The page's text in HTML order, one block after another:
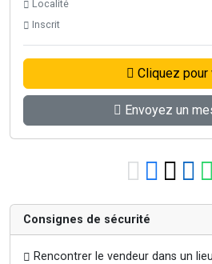
Localité
Inscrit
Cliquez pour
Envoyez un
Consignes de sécurité
Rencontrer le vendeur dans un